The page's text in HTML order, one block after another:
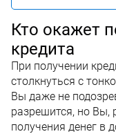
Кто окажет
кредита
При получении
столкнуться с
Вы даже не
разрешится, но Вы,
получения денег в